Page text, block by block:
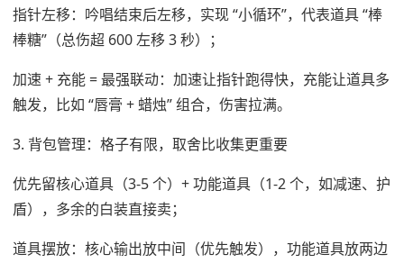
指针左移：吟唱结束后左移，实现 “小循环”，代表道具 “棒
棒糖”（总伤超 600 左移 3 秒）；
加速 + 充能 = 最强联动：加速让指针跑得快，充能让道具多
触发，比如 “唇膏 + 蜡烛” 组合，伤害拉满。
3. 背包管理：格子有限，取舍比收集更重要
优先留核心道具（3-5 个）+ 功能道具（1-2 个，如减速、护
盾），多余的白装直接卖；
道具摆放：核心输出放中间（优先触发），功能道具放两边